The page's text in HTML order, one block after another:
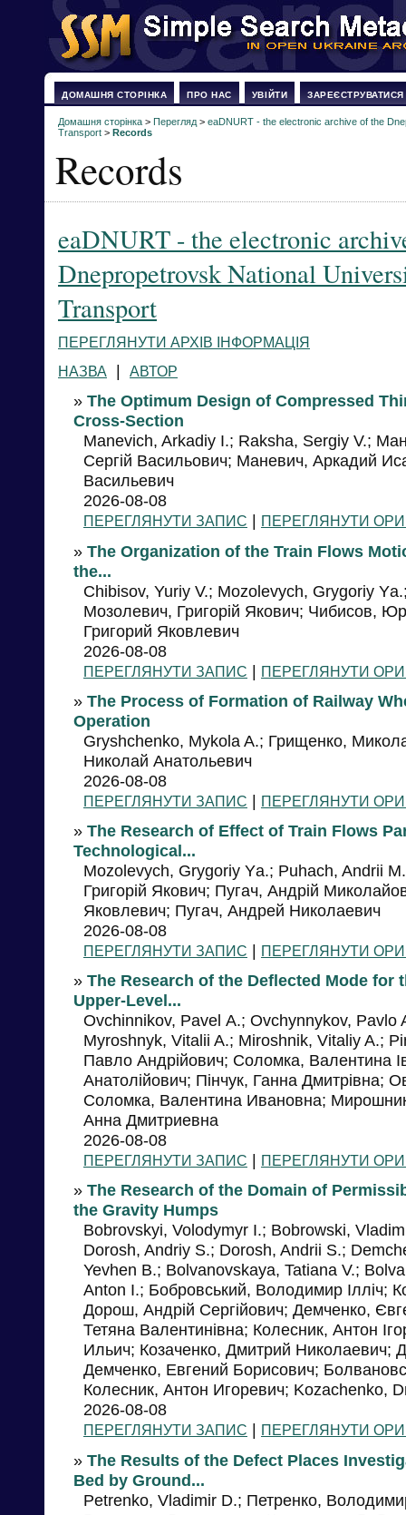
ДОМАШНЯ СТОРІНКА ПРО НАС УВІЙТИ ЗАРЕЄСТРУВАТИСЯ
Домашня сторінка > Перегляд > eaDNURT - the electronic archive of the
Transport > Records
Records
eaDNURT - the electronic
Dnepropetrovsk National
Transport
ПЕРЕГЛЯНУТИ АРХІВ ІНФОРМАЦІЯ
НАЗВА
| АВТОР
» The Optimum Design of Compressed
Cross-Section
Manevich, Arkadiy I.; Raksha, Sergiy V.;
Сергій Васильович; Маневич, Аркадий
Васильевич
2026-08-08
ПЕРЕГЛЯНУТИ ЗАПИС | ПЕРЕГЛЯНУТИ
» The Organization of the Train Flows
the...
Chibisov, Yuriy V.; Mozolevych, Grygoriy
Мозолевич, Григорій Якович; Чибисов,
Григорий Яковлевич
2026-08-08
ПЕРЕГЛЯНУТИ ЗАПИС | ПЕРЕГЛЯНУТИ
» The Process of Formation of Railway
Operation
Gryshchenko, Mykola A.; Грищенко,
Николай Анатольевич
2026-08-08
ПЕРЕГЛЯНУТИ ЗАПИС | ПЕРЕГЛЯНУТИ
» The Research of Effect of Train Flows
Technological...
Mozolevych, Grygoriy Yа.; Puhach, Andrii
Григорій Якович; Пугач, Андрій
Яковлевич; Пугач, Андрей Николаевич
2026-08-08
ПЕРЕГЛЯНУТИ ЗАПИС | ПЕРЕГЛЯНУТИ
» The Research of the Deflected Mode for
Upper-Level...
Ovchinnikov, Pavel А.; Ovchynnykov, Pavlo
Myroshnyk, Vitalii A.; Miroshnik, Vitaliy A.;
Павло Андрійович; Соломка, Валентина
Анатолійович; Пінчук, Ганна Дмитрівна;
Соломка, Валентина Ивановна;
Анна Дмитриевна
2026-08-08
ПЕРЕГЛЯНУТИ ЗАПИС | ПЕРЕГЛЯНУТИ
» The Research of the Domain of
the Gravity Humps
Bobrovskyi, Volodymyr I.; Bobrowski,
Dorosh, Andriy S.; Dorosh, Andrii S.;
Yevhen B.; Bolvanovskaya, Tatiana V.;
Anton I.; Бобровський, Володимир Ілліч;
Дорош, Андрій Сергійович; Демченко,
Тетяна Валентинівна; Колесник, Антон
Ильич; Козаченко, Дмитрий Николаевич;
Демченко, Евгений Борисович;
Колесник, Антон Игоревич; Kozachenko,
2026-08-08
ПЕРЕГЛЯНУТИ ЗАПИС | ПЕРЕГЛЯНУТИ
» The Results of the Defect Places
Bed by Ground...
Petrenko, Vladimir D.; Петренко,